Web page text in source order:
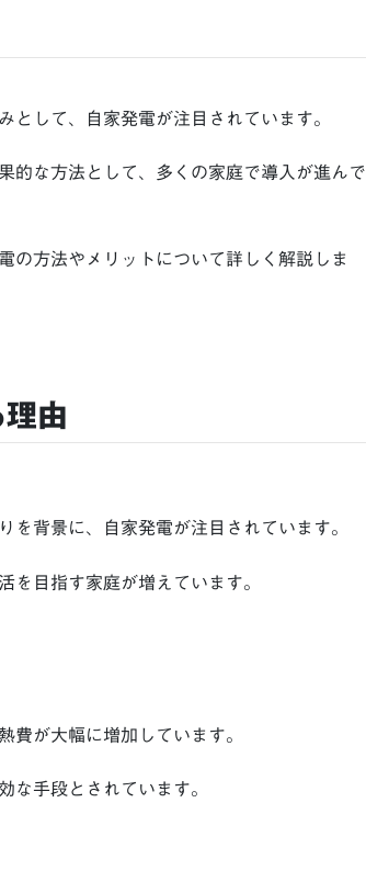
として、自家発電が注目されています。
的な方法として、多くの家庭で導入が進んで
の方法やメリットについて詳しく解説しま
由
背景に、自家発電が注目されています。
を目指す家庭が増えています。
費が大幅に増加しています。
な手段とされています。